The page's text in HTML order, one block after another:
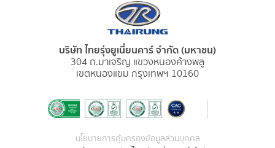
บริษัท ไทยรุ่งยูเนี่ยนคาร์ จำกัด (มหาชน)
304 ถ.มาเจริญ แขวงหนองค้างพลู
เขตหนองแขม กรุงเทพฯ 10160
นโยบายการคุ้มครองข้อมูลส่วนบุคคล